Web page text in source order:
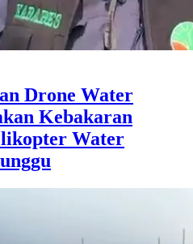
Drone Water
Kebakaran
Water